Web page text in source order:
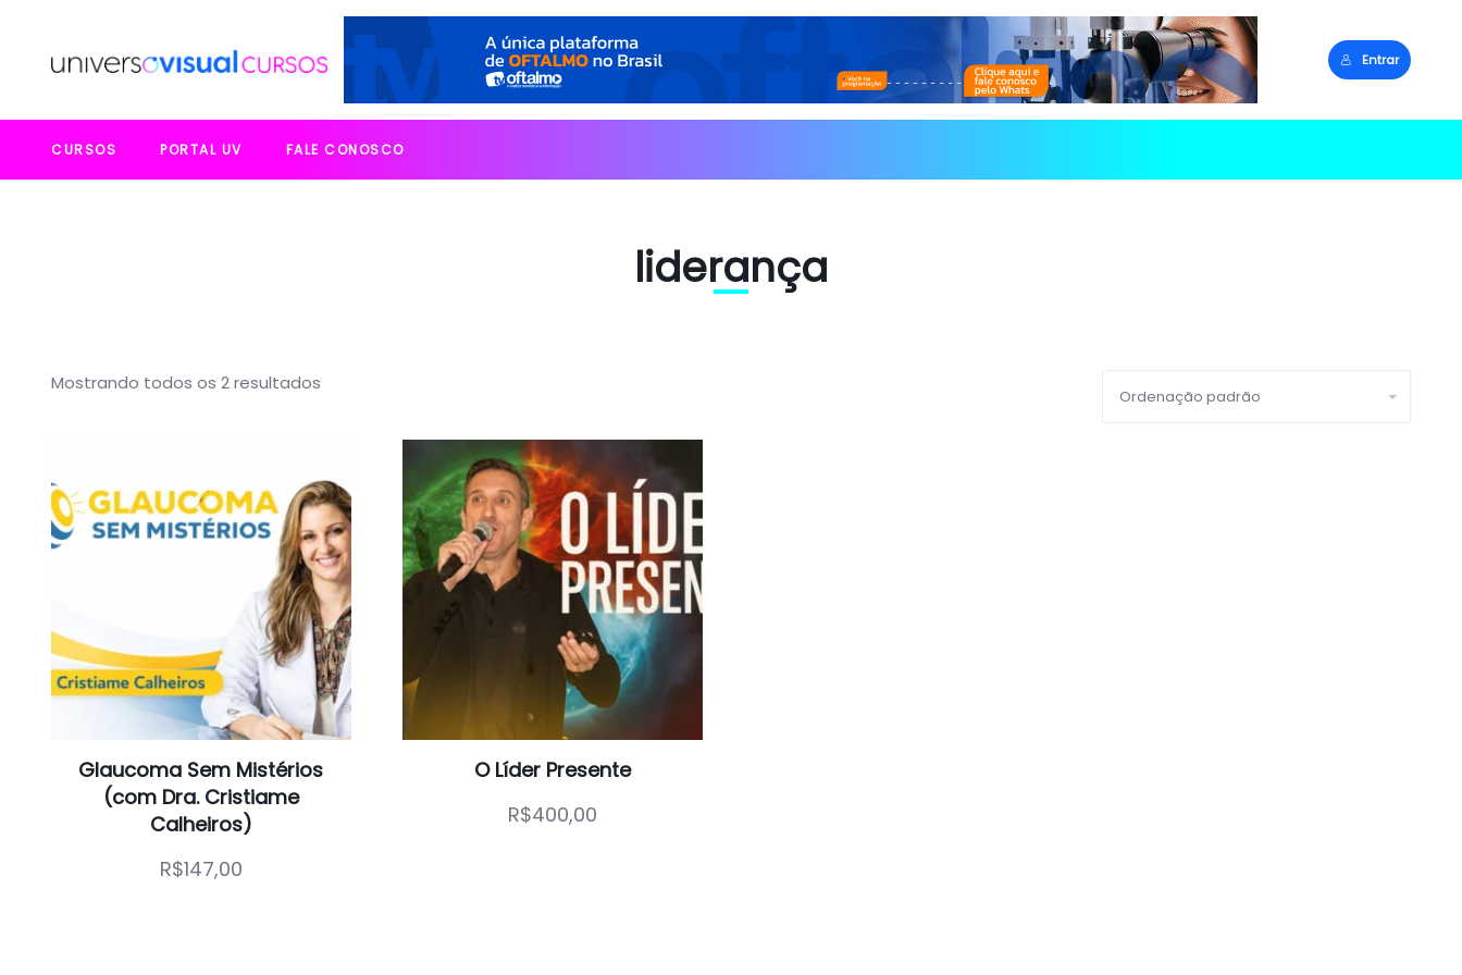
Entrar
CURSOS PORTAL UV FALE CONOSCO
liderança
Mostrando todos os 2 resultados
ADICIONAR AO CARRINHO
Glaucoma Sem Mistérios
(com Dra. Cristiame
Calheiros)
R$147,00
ADICIONAR AO CARRINHO
O Líder Presente
R$400,00